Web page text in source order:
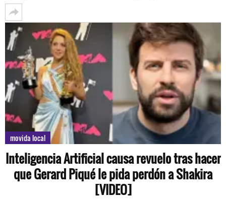
movida local
Inteligencia Artificial causa revuelo tras hacer
que Gerard Piqué le pida perdón a Shakira
[VIDEO]